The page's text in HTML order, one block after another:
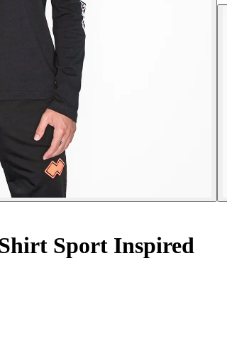
Sport Inspired